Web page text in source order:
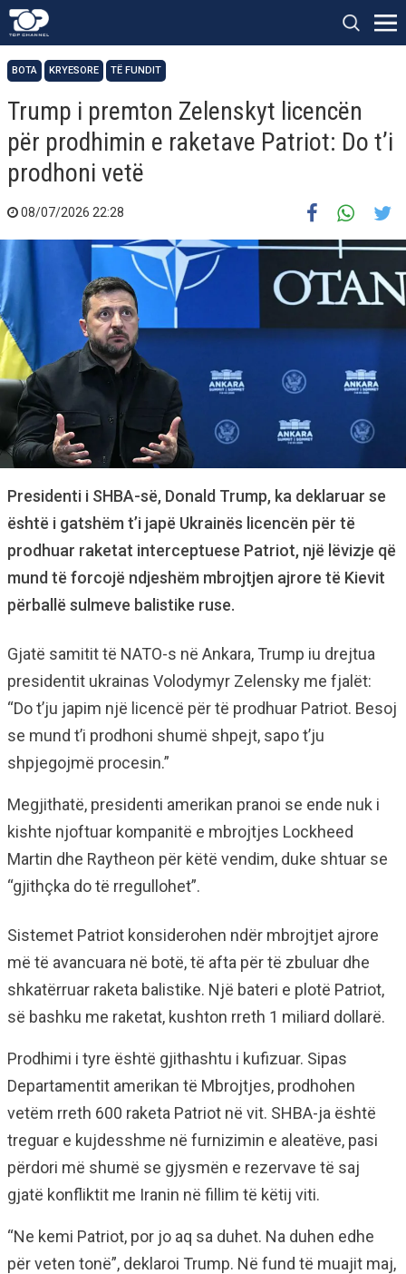
BOTA KRYESORE TË FUNDIT
Trump i premton Zelenskyt licencën
për prodhimin e raketave Patriot: Do t’i
prodhoni vetë
08/07/2026 22:28
Presidenti i SHBA-së, Donald Trump, ka deklaruar se
është i gatshëm t’i japë Ukrainës licencën për të
prodhuar raketat interceptuese Patriot, një lëvizje që
mund të forcojë ndjeshëm mbrojtjen ajrore të Kievit
përballë sulmeve balistike ruse.
Gjatë samitit të NATO-s në Ankara, Trump iu drejtua
presidentit ukrainas Volodymyr Zelensky me fjalët:
“Do t’ju japim një licencë për të prodhuar Patriot. Besoj
se mund t’i prodhoni shumë shpejt, sapo t’ju
shpjegojmë procesin.”
Megjithatë, presidenti amerikan pranoi se ende nuk i
kishte njoftuar kompanitë e mbrojtjes Lockheed
Martin dhe Raytheon për këtë vendim, duke shtuar se
“gjithçka do të rregullohet”.
Sistemet Patriot konsiderohen ndër mbrojtjet ajrore
më të avancuara në botë, të afta për të zbuluar dhe
shkatërruar raketa balistike. Një bateri e plotë Patriot,
së bashku me raketat, kushton rreth 1 miliard dollarë.
Prodhimi i tyre është gjithashtu i kufizuar. Sipas
Departamentit amerikan të Mbrojtjes, prodhohen
vetëm rreth 600 raketa Patriot në vit. SHBA-ja është
treguar e kujdesshme në furnizimin e aleatëve, pasi
përdori më shumë se gjysmën e rezervave të saj
gjatë konfliktit me Iranin në fillim të këtij viti.
“Ne kemi Patriot, por jo aq sa duhet. Na duhen edhe
për veten tonë”, deklaroi Trump. Në fund të muajit maj,